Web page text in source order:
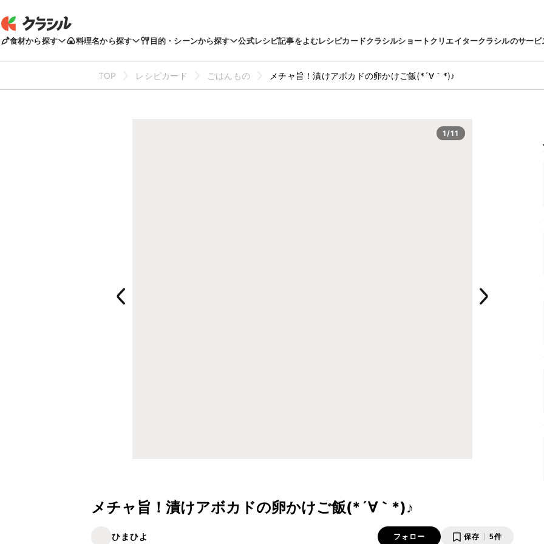
食材から探す 料理名から探す 目的・シーンから探す 公式レシピ記事をよむレシピカードクラシルショートクリエイタークラシルのサービ
TOP レシピカード ごはんもの メチャ旨！漬けアボカドの卵かけご飯(*´∀｀*)♪
1/11
メチャ旨！漬けアボカドの卵かけご飯(*´∀｀*)♪
ひまひよ フォロー 保存 5件